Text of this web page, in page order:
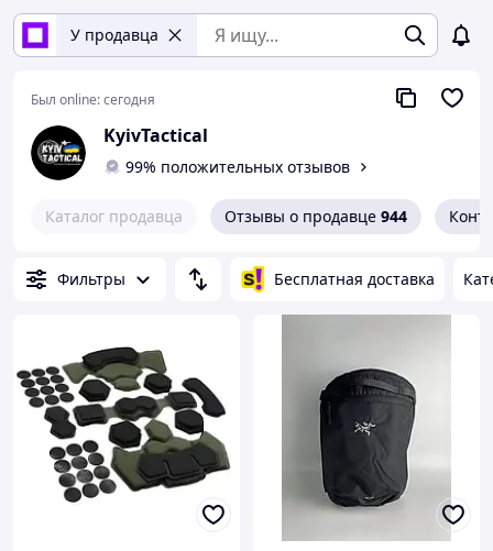
У продавца
Был online:сегодня
KyivTactical
99% положительных отзывов
Каталог продавца Отзывы о продавце 944
Фильтры Бесплатная доставка